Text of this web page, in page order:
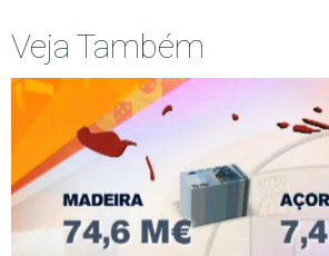
Veja Também